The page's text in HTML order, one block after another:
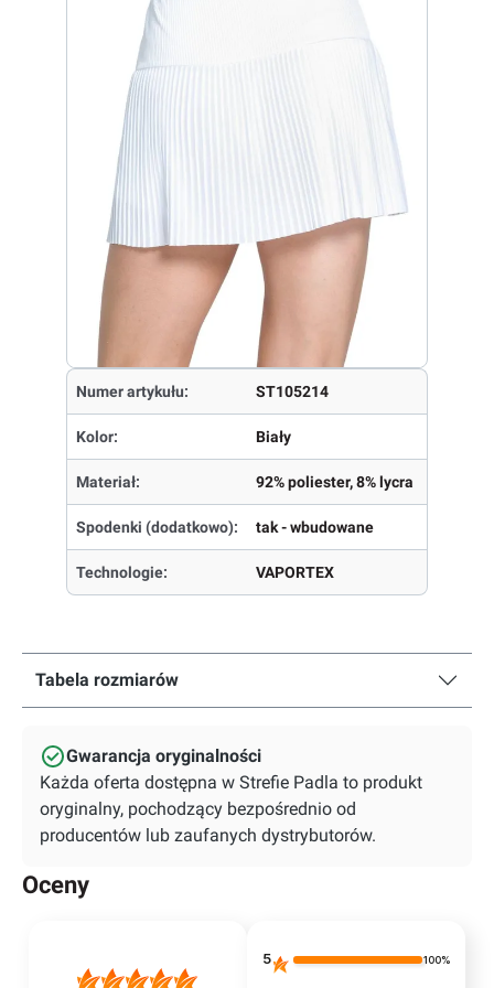
Numer artykułu: ST105214
Kolor: Biały
Materiał: 92% poliester, 8% lycra
Spodenki (dodatkowo): tak - wbudowane
Technologie: VAPORTEX
Tabela rozmiarów
Gwarancja oryginalności
Każda oferta dostępna w Strefie Padla to produkt
oryginalny, pochodzący bezpośrednio od
producentów lub zaufanych dystrybutorów.
Oceny
5 100%